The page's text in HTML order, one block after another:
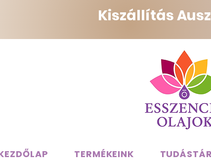
Kiszállítás
TERMÉKEINK TUDÁSTÁR